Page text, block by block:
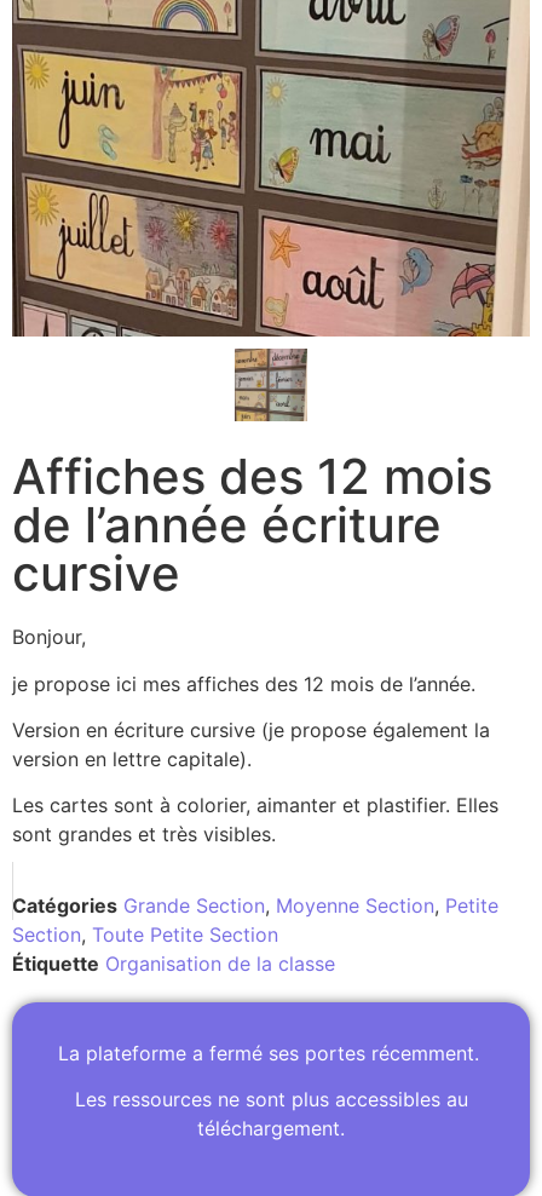
Affiches des 12 mois
de l’année écriture
cursive
Bonjour,
je propose ici mes affiches des 12 mois de l’année.
Version en écriture cursive (je propose également la
version en lettre capitale).
Les cartes sont à colorier, aimanter et plastifier. Elles
sont grandes et très visibles.
Catégories Grande Section, Moyenne Section, Petite
Section, Toute Petite Section
Étiquette Organisation de la classe
La plateforme a fermé ses portes récemment.
Les ressources ne sont plus accessibles au
téléchargement.